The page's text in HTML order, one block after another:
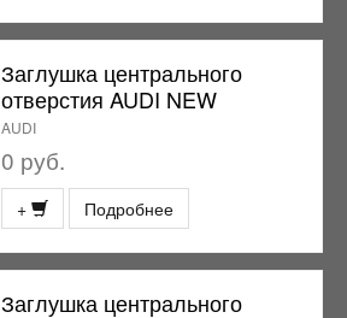
Заглушка центрального
отверстия AUDI NEW
AUDI
0 руб.
+ Подробнее
Заглушка центрального